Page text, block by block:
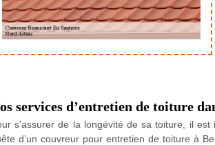
services d’entretien de toiture
s’assurer de la longévité de sa toiture, il
d’un couvreur pour entretien de toiture à